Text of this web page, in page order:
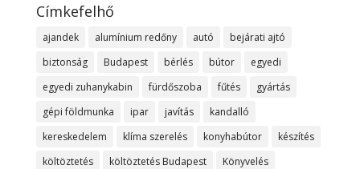
Címkefelhő
ajandek alumínium redőny autó
bejárati ajtó
biztonság
Budapest bérlés bútor
egyedi
egyedi zuhanykabin
fürdőszoba fűtés
gyártás
gépi földmunka
ipar javítás
kandalló
kereskedelem
klíma szerelés konyhabútor
készítés
költöztetés
költöztetés Budapest
Könyvelés